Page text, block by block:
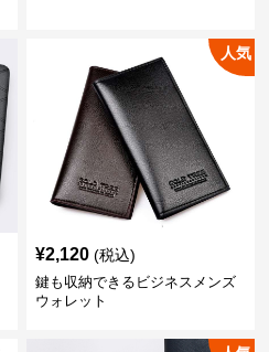
人気
¥2,120 (税込)
鍵も収納できるビジネスメンズ
ウォレット